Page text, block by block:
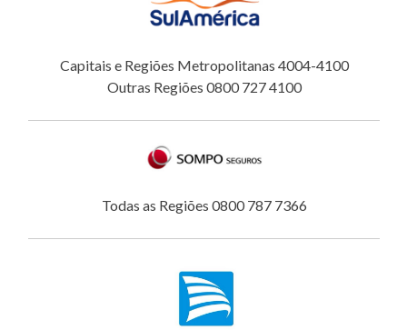
Capitais e Regiões Metropolitanas 4004-4100
Outras Regiões 0800 727 4100
Todas as Regiões 0800 787 7366